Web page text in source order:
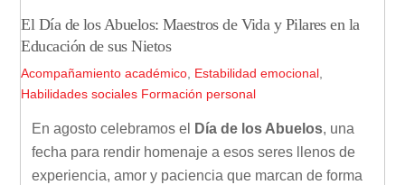
El Día de los Abuelos: Maestros de Vida y Pilares en la
Educación de sus Nietos
Acompañamiento académico Estabilidad emocional
Habilidades sociales Formación personal
En agosto celebramos el Día de los Abuelos, una
fecha para rendir homenaje a esos seres llenos de
experiencia, amor y paciencia que marcan de forma